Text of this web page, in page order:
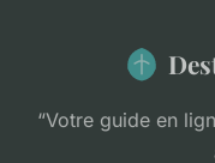
“Votre guide en